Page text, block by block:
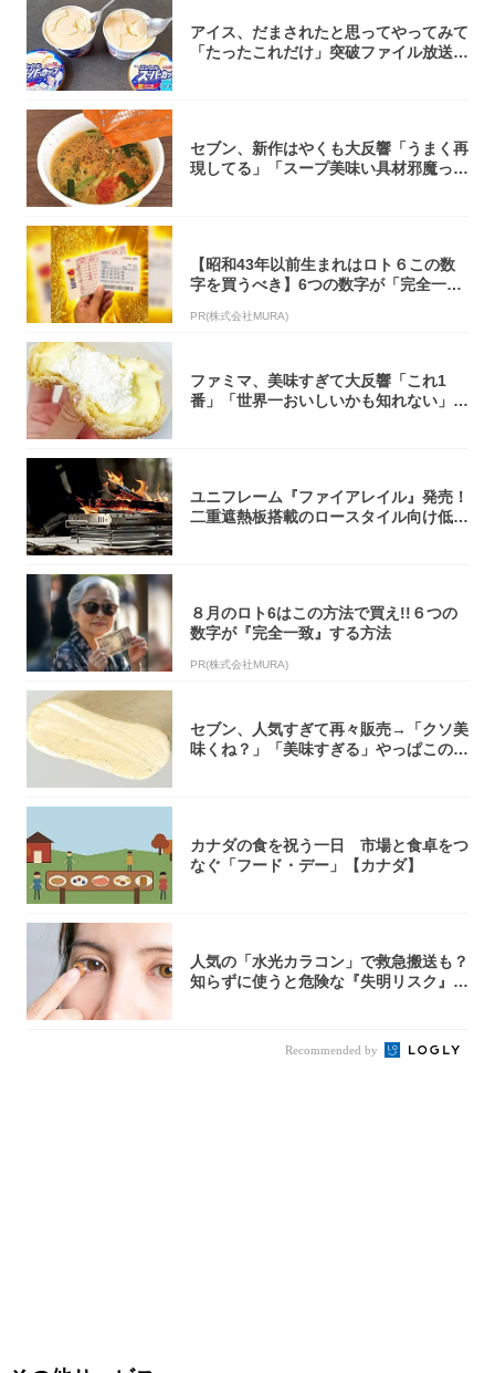
アイス、だまされたと思ってやってみて
「たったこれだけ」突破ファイル放送で
セブン、新作はやくも大反響「うまく再
現してる」「スープ美味い具材邪魔って
【昭和43年以前生まれはロト６この数
字を買うべき】6つの数字が「完全一
PR(株式会社MURA)
ファミマ、美味すぎて大反響「これ1
番」「世界一おいしいかも知れない」
ユニフレーム『ファイアレイル』発売！
二重遮熱板搭載のロースタイル向け低型
８月のロト6はこの方法で買え!!６つの
数字が『完全一致』する方法
PR(株式会社MURA)
セブン、人気すぎて再々販売→「クソ美
味くね？」「美味すぎる」やっぱこのク
カナダの食を祝う一日 市場と食卓をつ
なぐ「フード・デー」【カナダ】
人気の「水光カラコン」で救急搬送も？
知らずに使うと危険な『失明リスク』と
Recommended by